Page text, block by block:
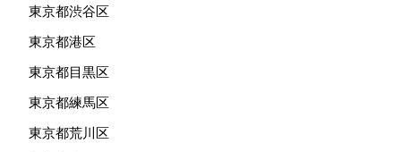
東京都渋谷区
東京都港区
東京都目黒区
東京都練馬区
東京都荒川区